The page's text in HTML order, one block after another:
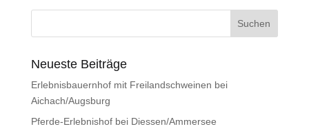
Neueste Beiträge
Erlebnisbauernhof mit Freilandschweinen bei
Aichach/Augsburg
Pferde-Erlebnishof bei Diessen/Ammersee